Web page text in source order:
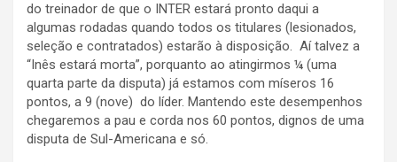
do treinador de que o INTER estará pronto daqui a
algumas rodadas quando todos os titulares (lesionados,
seleção e contratados) estarão à disposição. Aí talvez a
“Inês estará morta”, porquanto ao atingirmos ¼ (uma
quarta parte da disputa) já estamos com míseros 16
pontos, a 9 (nove) do líder. Mantendo este desempenhos
chegaremos a pau e corda nos 60 pontos, dignos de uma
disputa de Sul-Americana e só.